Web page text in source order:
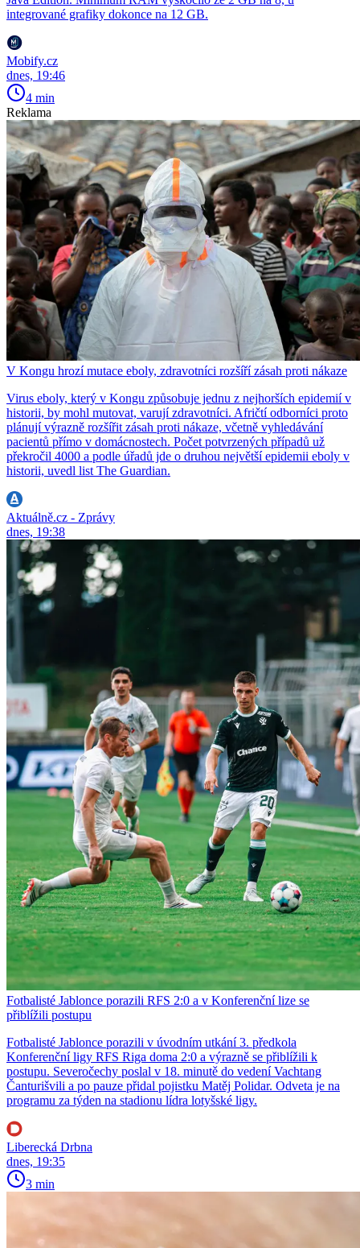
integrované grafiky dokonce na 12 GB.
Mobify.cz
dnes, 19:46
4 min
Reklama
V Kongu hrozí mutace eboly, zdravotníci rozšíří zásah proti nákaze
Virus eboly, který v Kongu způsobuje jednu z nejhorších epidemií v
historii, by mohl mutovat, varují zdravotníci. Afričtí odborníci proto
plánují výrazně rozšířit zásah proti nákaze, včetně vyhledávání
pacientů přímo v domácnostech. Počet potvrzených případů už
překročil 4000 a podle úřadů jde o druhou největší epidemii eboly v
historii, uvedl list The Guardian.
Aktuálně.cz - Zprávy
dnes, 19:38
Fotbalisté Jablonce porazili RFS 2:0 a v Konferenční lize se
přiblížili postupu
Fotbalisté Jablonce porazili v úvodním utkání 3. předkola
Konferenční ligy RFS Riga doma 2:0 a výrazně se přiblížili k
postupu. Severočechy poslal v 18. minutě do vedení Vachtang
Čanturišvili a po pauze přidal pojistku Matěj Polidar. Odveta je na
programu za týden na stadionu lídra lotyšské ligy.
Liberecká Drbna
dnes, 19:35
3 min